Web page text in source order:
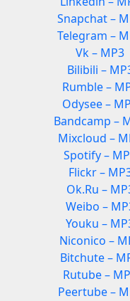
Snapchat –
Telegram –
Vk – MP3
Bilibili –
Rumble –
Odysee –
Bandcamp –
Mixcloud –
Spotify –
Flickr –
Ok.Ru –
Weibo –
Youku –
Niconico –
Bitchute –
Rutube –
Peertube –